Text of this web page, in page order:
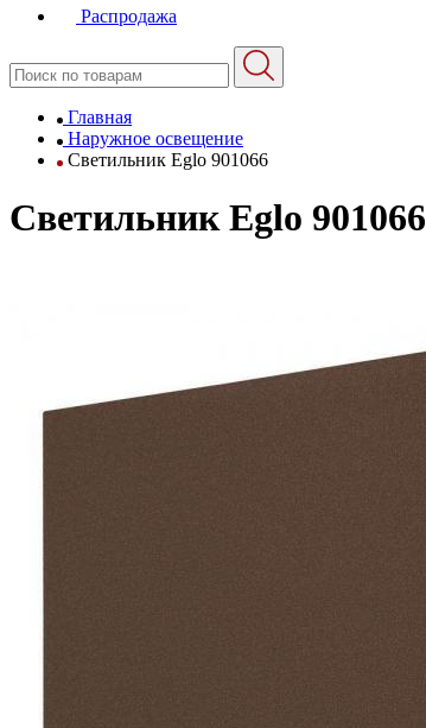
Распродажа
Главная
Наружное освещение
Светильник Eglo 901066
Светильник Eglo 901066